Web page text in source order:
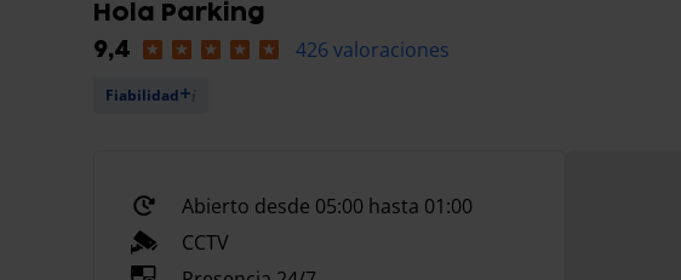
Hola Parking
9,4
426 valoraciones
Fiabilidad
Abierto desde 05:00 hasta 01:00
CCTV